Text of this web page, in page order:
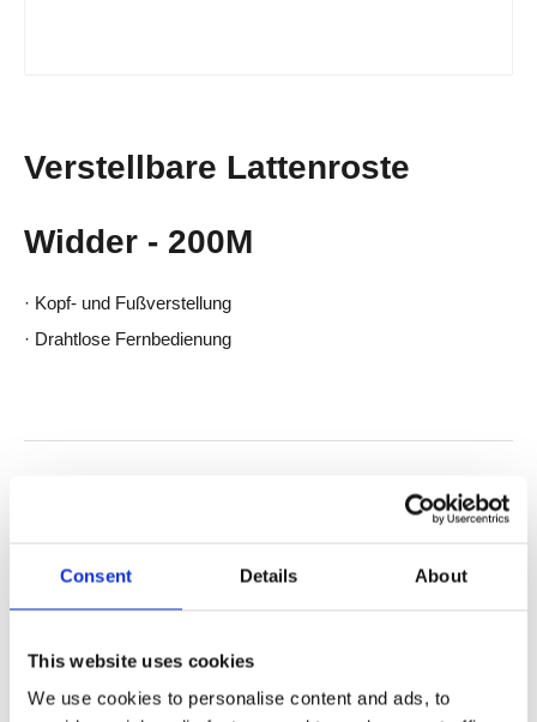
Consent Details About
This website uses cookies
We use cookies to personalise content and ads, to
Verstellbare Lattenroste
Widder - 200M
· Kopf- und Fußverstellung
· Drahtlose Fernbedienung
Technische Spezifikationen
Stellantrieb mit geräuschlosem Antrieb
Kopf- und Fußverstellung